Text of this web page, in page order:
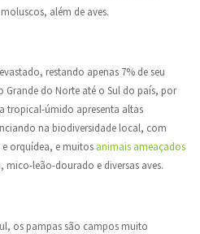
além de aves.
restando apenas 7% de seu
Grande do Norte até o Sul do país, por
tropical-úmido apresenta altas
na biodiversidade local, com
orquídea, e muitos animais ameaçados
leão-dourado e diversas aves.
os pampas são campos muito